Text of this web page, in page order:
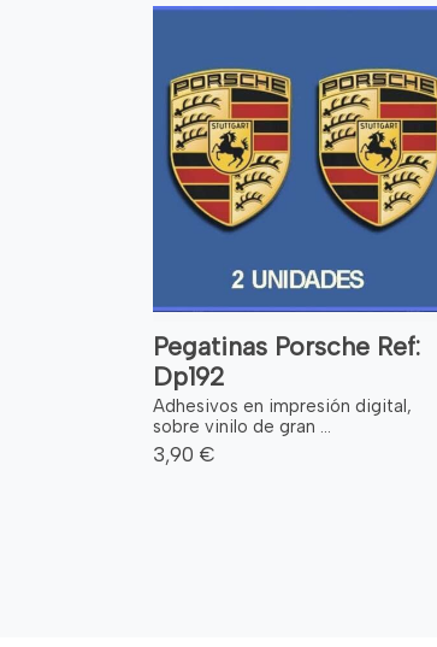
Pegatinas Porsche Ref:
Dp192
Adhesivos en impresión digital,
sobre vinilo de gran ...
3,90 €